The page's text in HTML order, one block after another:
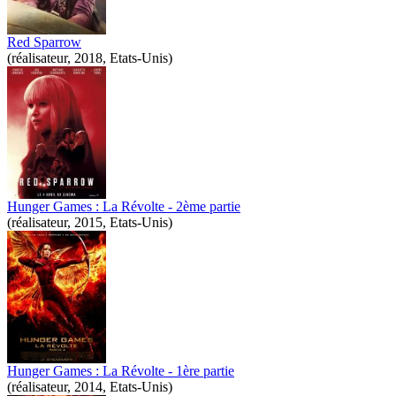
Red Sparrow
(réalisateur, 2018, Etats-Unis)
Hunger Games : La Révolte - 2ème partie
(réalisateur, 2015, Etats-Unis)
Hunger Games : La Révolte - 1ère partie
(réalisateur, 2014, Etats-Unis)